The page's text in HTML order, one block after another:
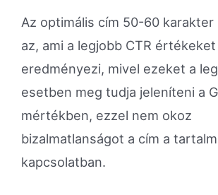
Az optimális cím 50-60 karakter
az, ami a legjobb CTR értékeket
eredményezi, mivel ezeket a
esetben meg tudja jeleníteni a
mértékben, ezzel nem okoz
bizalmatlanságot a cím a
kapcsolatban.